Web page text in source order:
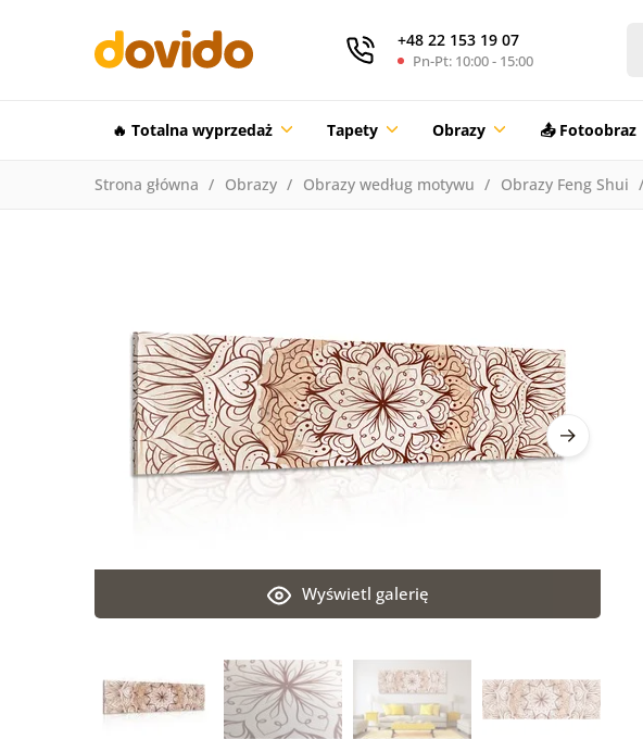
+48 22 153 19 07
Pn-Pt: 10:00 - 15:00
🔥 Totalna wyprzedaż Tapety Obrazy 📤 Fotoobraz
Strona główna Obrazy Obrazy według motywu Obrazy Feng Shui
Wyświetl galerię